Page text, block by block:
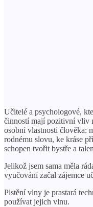
Učitelé a psychologové,
činností mají pozitivní vliv
osobní vlastnosti člověka:
rodnému slovu, ke kráse
schopen tvořit bystře a
Jelikož jsem sama měla
vyučování začal zájemce
Plstění vlny je prastará
používat jejich vlnu.